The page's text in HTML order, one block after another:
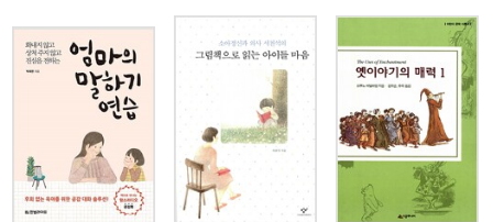
어쩌려고 그래?" 아들도 지지 않는다. "뭐 어때요. 제가 밤늦게까
지 논 것도 아니고 잠깐 놀다 온건데, 그것도 안 돼요? 엄만, 엄마
가 원하는 거 하시라고요!", "야! 너 말 다했어?" 이런 대화를 나누
고 나면 엄마와 아들은 둘 다 가슴이 아프고 힘들다. '거짓말'을 밥
먹듯 하는 아들. 그 아들을 바라보며 가슴이 미어지는 엄마. 그러
나 아들은 '오로지 자유를 얻기' 위해 '거짓말'을 한다. 엄마의 머
릿속에는 아이에 대한 비판만 일어나고, 결국 서로 비난하는 폭력